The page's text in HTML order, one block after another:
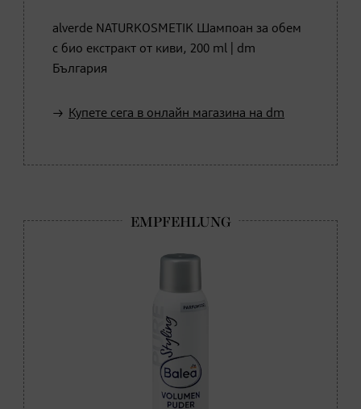
alverde NATURKOSMETIK Шампоан за обем
с био екстракт от киви, 200 ml | dm
България
Купете сега в онлайн магазина на dm